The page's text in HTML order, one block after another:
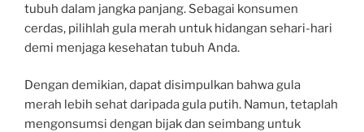
tubuh dalam jangka panjang. Sebagai konsumen
cerdas, pilihlah gula merah untuk hidangan sehari-hari
demi menjaga kesehatan tubuh Anda.
Dengan demikian, dapat disimpulkan bahwa gula
merah lebih sehat daripada gula putih. Namun, tetaplah
mengonsumsi dengan bijak dan seimbang untuk